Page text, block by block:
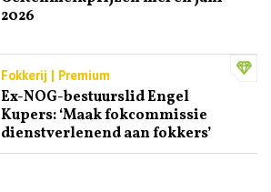
2026
Fokkerij | Premium
Ex-NOG-bestuurslid Engel
Kupers: ‘Maak fokcommissie
dienstverlenend aan fokkers’